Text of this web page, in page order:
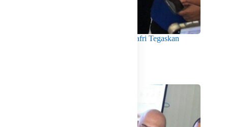
Menko Pangan Tinjau KNMP Untia, Munafri Tegaskan